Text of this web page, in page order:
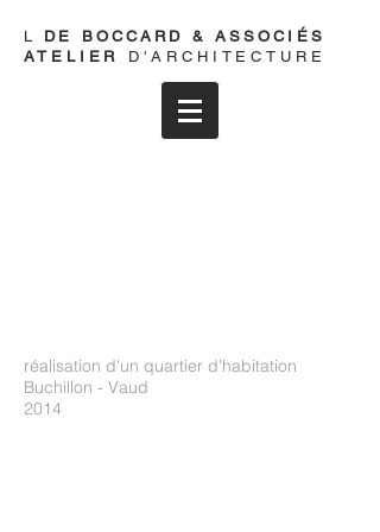
L DE
BOCCARD & ASSOCIÉS
ATELIER
D'ARCHITECTURE
réalisation d'un quartier d'habitation
Buchillon - Vaud
2014